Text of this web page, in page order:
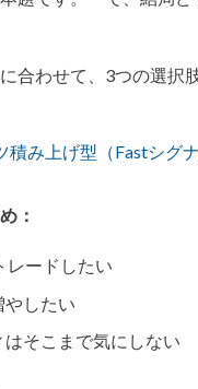
合わせて、3つの選択
積み上げ型（Fastシグ
：
レードしたい
したい
そこまで気にしない